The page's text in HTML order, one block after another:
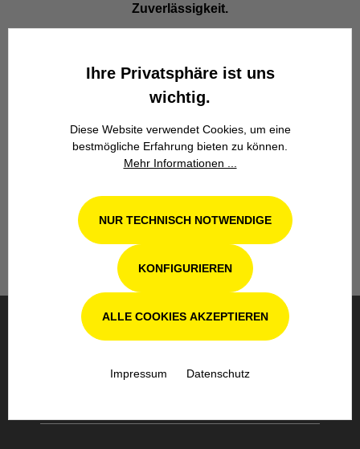
Zuverlässigkeit.
Werkstatt in Odenthal / Köln
und Landtechnik- Geräte in Odenthal bei
Köln steht Ihnen auch nach dem Kauf mit
BESTELLUNG & VERSAND
Ihre Privatsphäre ist uns
wichtig.
Diese Website verwendet Cookies, um eine
bestmögliche Erfahrung bieten zu können.
Mehr Informationen ...
NUR TECHNISCH NOTWENDIGE
KONFIGURIEREN
ALLE COOKIES AKZEPTIEREN
Impressum Datenschutz